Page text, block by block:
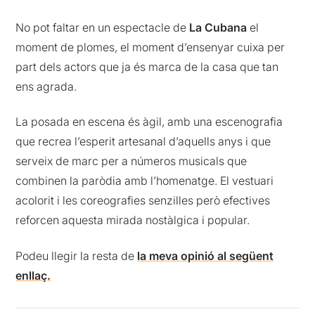
No pot faltar en un espectacle de La Cubana el
moment de plomes, el moment d’ensenyar cuixa per
part dels actors que ja és marca de la casa que tan
ens agrada.
La posada en escena és àgil, amb una escenografia
que recrea l’esperit artesanal d’aquells anys i que
serveix de marc per a números musicals que
combinen la paròdia amb l’homenatge. El vestuari
acolorit i les coreografies senzilles però efectives
reforcen aquesta mirada nostàlgica i popular.
Podeu llegir la resta de la meva opinió al següent
enllaç.